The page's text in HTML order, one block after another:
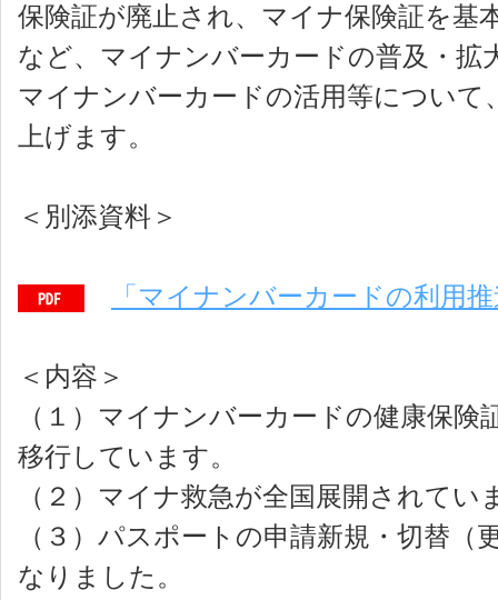
保険証が廃止され、マイナ保険証を基
など、マイナンバーカードの普及・拡
マイナンバーカードの活用等について
上げます。
＜別添資料＞
「マイナンバーカードの利用
＜内容＞
（１）マイナンバーカードの健康保
移行しています。
（２）マイナ救急が全国展開されてい
（３）パスポートの申請新規・切替
なりました。